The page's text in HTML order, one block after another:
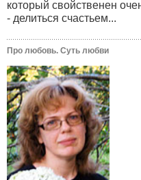
который свойственен
- делиться счастьем...
Про любовь. Суть любви